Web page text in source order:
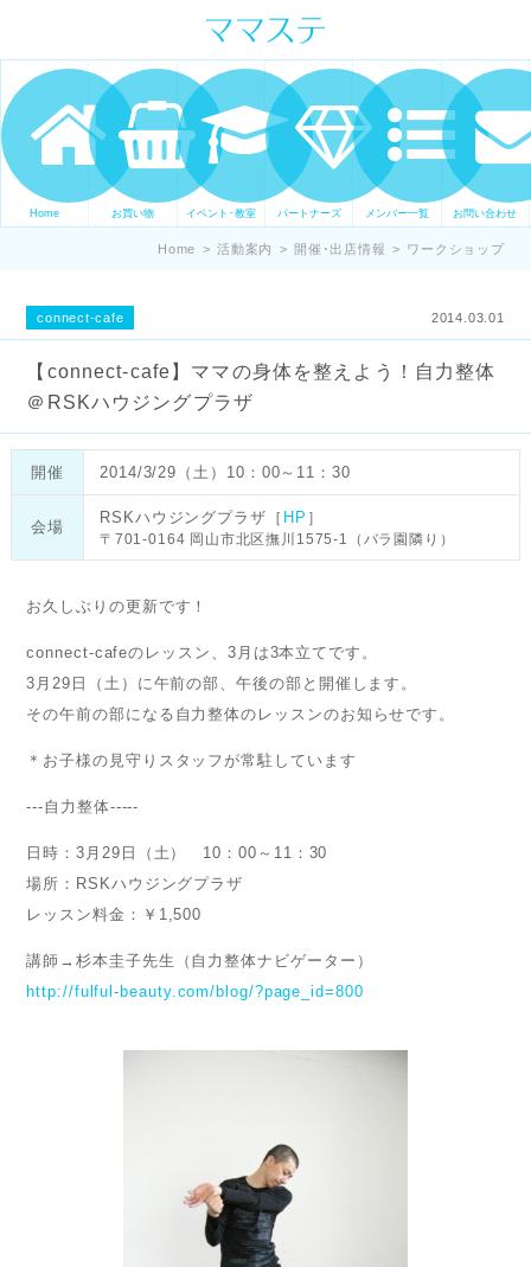
ママの才能発信します。 手づくり
表現ステージ ママステ スキル・セ
ンスを表現したいママが集まって
ます。
Home お買い物 イベント･教室 パートナーズ メンバー一覧 お問い合わせ
Home > 活動案内 > 開催･出店情報 > ワークショップ
connect-cafe 2014.03.01
【connect-cafe】ママの身体を整えよう！自力整体
＠RSKハウジングプラザ
開催 2014/3/29（土）10：00～11：30
会場
RSKハウジングプラザ［ HP ］
〒701-0164 岡山市北区撫川1575-1（バラ園隣り）
お久しぶりの更新です！
connect-cafeのレッスン、3月は3本立てです。
3月29日（土）に午前の部、午後の部と開催します。
その午前の部になる自力整体のレッスンのお知らせです。
＊お子様の見守りスタッフが常駐しています
---自力整体-----
日時：3月29日（土） 10：00～11：30
場所：RSKハウジングプラザ
レッスン料金：￥1,500
講師→杉本圭子先生（自力整体ナビゲーター）
http://fulful-beauty.com/blog/?page_id=800